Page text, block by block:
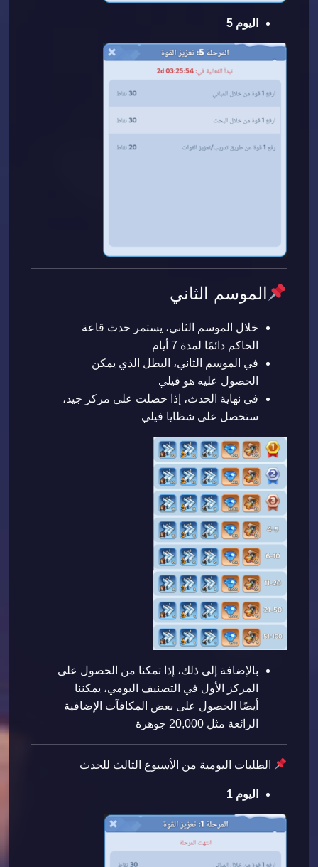
اليوم 5
الموسم الثاني
خلال الموسم الثاني، يستمر حدث قاعة
الحاكم دائمًا لمدة 7 أيام
في الموسم الثاني، البطل الذي يمكن
الحصول عليه هو فيلي
في نهاية الحدث، إذا حصلت على مركز جيد،
ستحصل على شظايا فيلي
بالإضافة إلى ذلك، إذا تمكنا من الحصول على
المركز الأول في التصنيف اليومي، يمكننا
أيضًا الحصول على بعض المكافآت الإضافية
الرائعة مثل 20,000 جوهرة
الطلبات اليومية من الأسبوع الثالث للحدث
اليوم 1